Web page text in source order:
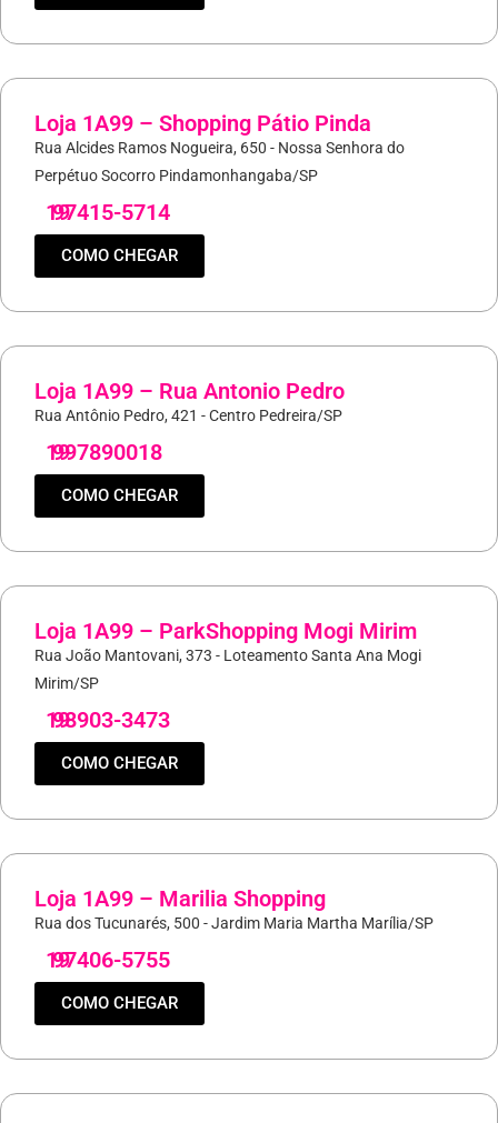
Loja 1A99 – Shopping Pátio Pinda
Rua Alcides Ramos Nogueira, 650 - Nossa Senhora do
Perpétuo Socorro Pindamonhangaba/SP
19
97415-5714
COMO CHEGAR
Loja 1A99 – Rua Antonio Pedro
Rua Antônio Pedro, 421 - Centro Pedreira/SP
19
997890018
COMO CHEGAR
Loja 1A99 – ParkShopping Mogi Mirim
Rua João Mantovani, 373 - Loteamento Santa Ana Mogi
Mirim/SP
19
98903-3473
COMO CHEGAR
Loja 1A99 – Marilia Shopping
Rua dos Tucunarés, 500 - Jardim Maria Martha Marília/SP
19
97406-5755
COMO CHEGAR